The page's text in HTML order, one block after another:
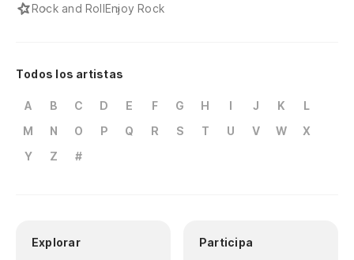
Rock and RollEnjoy Rock
Todos los artistas
A B C D E F G H I J K
L
M
N O P Q R S T U V W
X
Y
Z #
Explorar Participa